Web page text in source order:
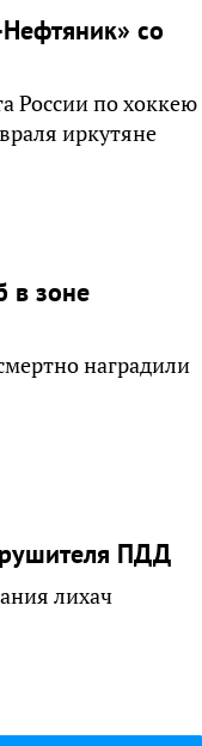
со
России по хоккею
иркутяне
в зоне
наградили
ПДД
лихач